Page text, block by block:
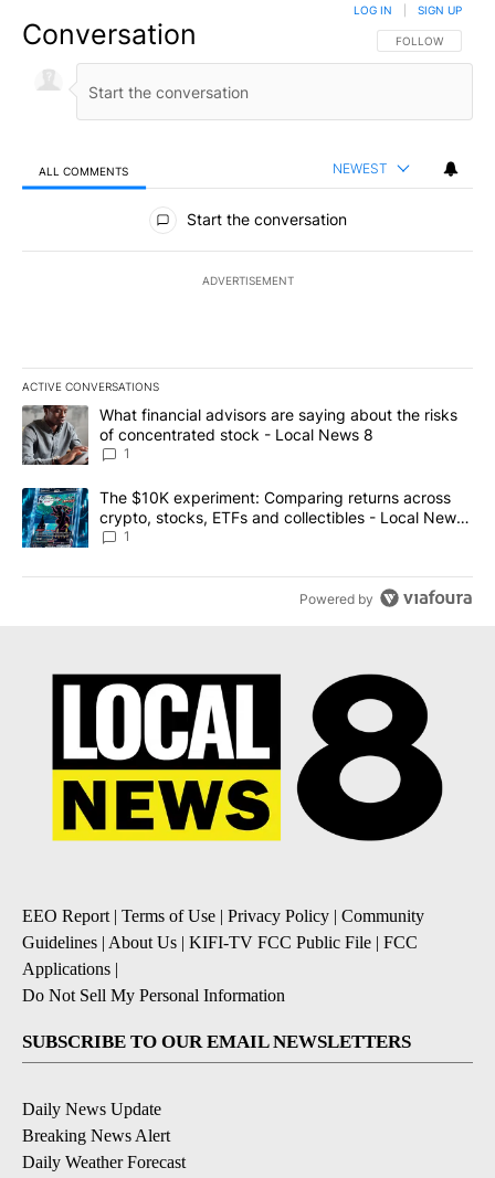
Conversation FOLLOW THIS
FOLLOW
LOG IN SIGN UP
ALL COMMENTS NEWEST
All Comments
Start the conversation
ADVERTISEMENT
ACTIVE CONVERSATIONS
The following is a list of the most commented articles in the last
A trending article titled "What financial advisors are saying
What financial advisors are saying about the risks
of concentrated stock - Local News 8
1
A trending article titled "The $10K experiment: Comparing
The $10K experiment: Comparing returns across
crypto, stocks, ETFs and collectibles - Local News
8
1
Powered by
EEO Report | Terms of Use | Privacy Policy | Community
Guidelines | About Us | KIFI-TV FCC Public File | FCC
Applications |
Do Not Sell My Personal Information
SUBSCRIBE TO OUR EMAIL NEWSLETTERS
Daily News Update
Breaking News Alert
Daily Weather Forecast